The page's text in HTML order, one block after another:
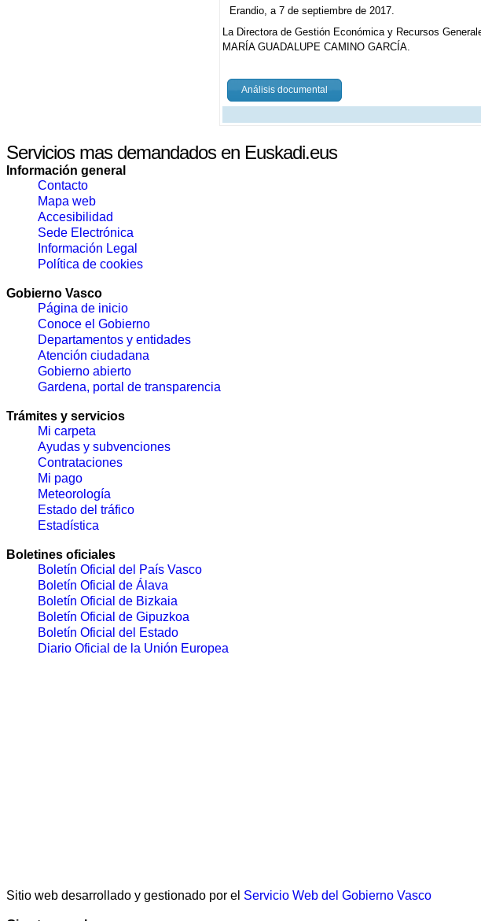
Erandio, a 7 de septiembre de 2017.
La Directora de Gestión Económica y Recursos
MARÍA GUADALUPE CAMINO GARCÍA.
Análisis documental
Servicios mas demandados en Euskadi.eus
Información general
Contacto
Mapa web
Accesibilidad
Sede Electrónica
Información Legal
Política de cookies
Gobierno Vasco
Página de inicio
Conoce el Gobierno
Departamentos y entidades
Atención ciudadana
Gobierno abierto
Gardena, portal de transparencia
Trámites y servicios
Mi carpeta
Ayudas y subvenciones
Contrataciones
Mi pago
Meteorología
Estado del tráfico
Estadística
Boletines oficiales
Boletín Oficial del País Vasco
Boletín Oficial de Álava
Boletín Oficial de Bizkaia
Boletín Oficial de Gipuzkoa
Boletín Oficial del Estado
Diario Oficial de la Unión Europea
Sitio web desarrollado y gestionado por el Servicio Web del Gobierno Vasco